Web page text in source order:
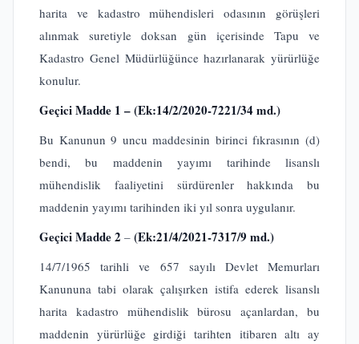
harita ve kadastro mühendisleri odasının görüşleri
alınmak suretiyle doksan gün içerisinde Tapu ve
Kadastro Genel Müdürlüğünce hazırlanarak yürürlüğe
konulur.
Geçici Madde 1 –(Ek:14/2/2020-7221/34 md.)
Bu Kanunun 9 uncu maddesinin birinci fıkrasının (d)
bendi, bu maddenin yayımı tarihinde lisanslı
mühendislik faaliyetini sürdürenler hakkında bu
maddenin yayımı tarihinden iki yıl sonra uygulanır.
Geçici Madde 2 – (Ek:21/4/2021-7317/9 md.)
14/7/1965 tarihli ve 657 sayılı Devlet Memurları
Kanununa tabi olarak çalışırken istifa ederek lisanslı
harita kadastro mühendislik bürosu açanlardan, bu
maddenin yürürlüğe girdiği tarihten itibaren altı ay